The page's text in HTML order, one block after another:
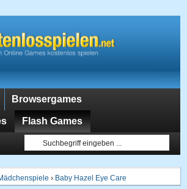
Browsergames
Flash Games
› Baby Hazel Eye Care